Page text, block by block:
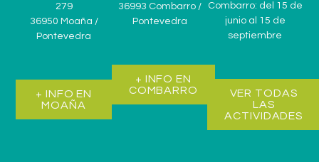
279
36950 Moaña /
Pontevedra
+ INFO EN
MOAÑA
36993 Combarro /
Pontevedra
+ INFO EN
COMBARRO
Combarro: del 15 de
junio al 15 de
septiembre
VER TODAS
LAS
ACTIVIDADES